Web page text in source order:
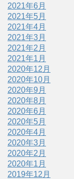
2021年6月
2021年5月
2021年4月
2021年3月
2021年2月
2021年1月
2020年12月
2020年10月
2020年9月
2020年8月
2020年6月
2020年5月
2020年4月
2020年3月
2020年2月
2020年1月
2019年12月